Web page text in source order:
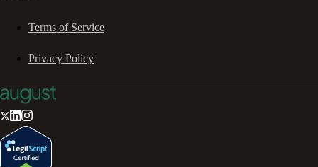
Terms of Service
Privacy Policy